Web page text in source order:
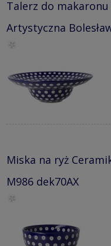
Talerz do
Artystyczna
Miska na ryż
M986 dek70AX